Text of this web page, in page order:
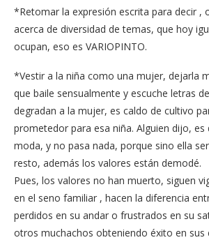
*Retomar la expresión escrita para decir ,
acerca de diversidad de temas, que hoy
ocupan, eso es VARIOPINTO.
*Vestir a la niña como una mujer, dejarla
que baile sensualmente y escuche letras
degradan a la mujer, es caldo de cultivo
prometedor para esa niña. Alguien dijo, es
moda, y no pasa nada, porque sino ella
resto, además los valores están demodé.
Pues, los valores no han muerto, siguen
en el seno familiar , hacen la diferencia
perdidos en su andar o frustrados en su
otros muchachos obteniendo éxito en sus